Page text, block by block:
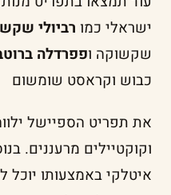
ישראלי כמו רביולי
שקשוקה ופפרדלה
כבוש וקראסט שומשום
את תפריט הספיישל
וקוקטיילים מרעננים.
איטלקי באמצעותו